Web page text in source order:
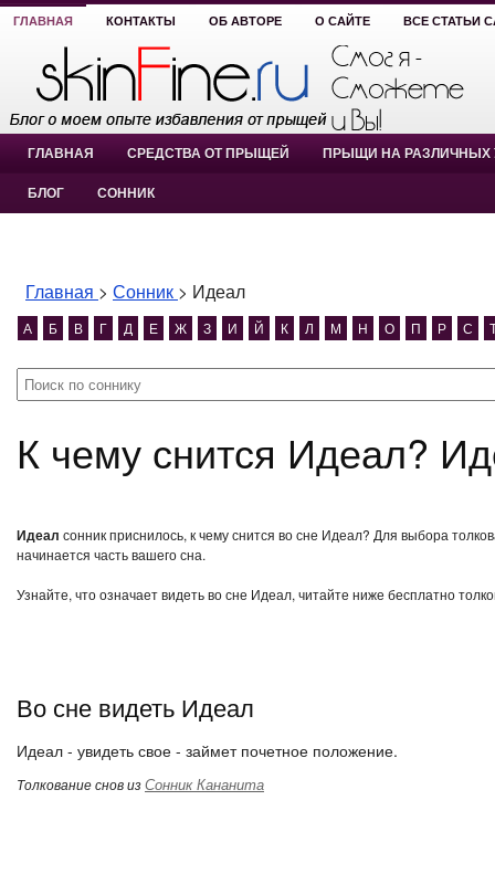
ГЛАВНАЯ КОНТАКТЫ ОБ АВТОРЕ О САЙТЕ ВСЕ СТАТЬИ
ГЛАВНАЯ СРЕДСТВА ОТ ПРЫЩЕЙ ПРЫЩИ НА РАЗЛИЧНЫХ
БЛОГ СОННИК
Главная > Сонник > Идеал
А Б В Г Д Е Ж З И Й К Л М Н О П Р С
К чему снится Идеал?
Идеал сонник приснилось, к чему снится во сне Идеал? Для выбора
начинается часть вашего сна.
Узнайте, что означает видеть во сне Идеал, читайте ниже бесплатно
Во сне видеть Идеал
Идеал - увидеть свое - займет почетное положение.
Толкование снов изСонник Кананита